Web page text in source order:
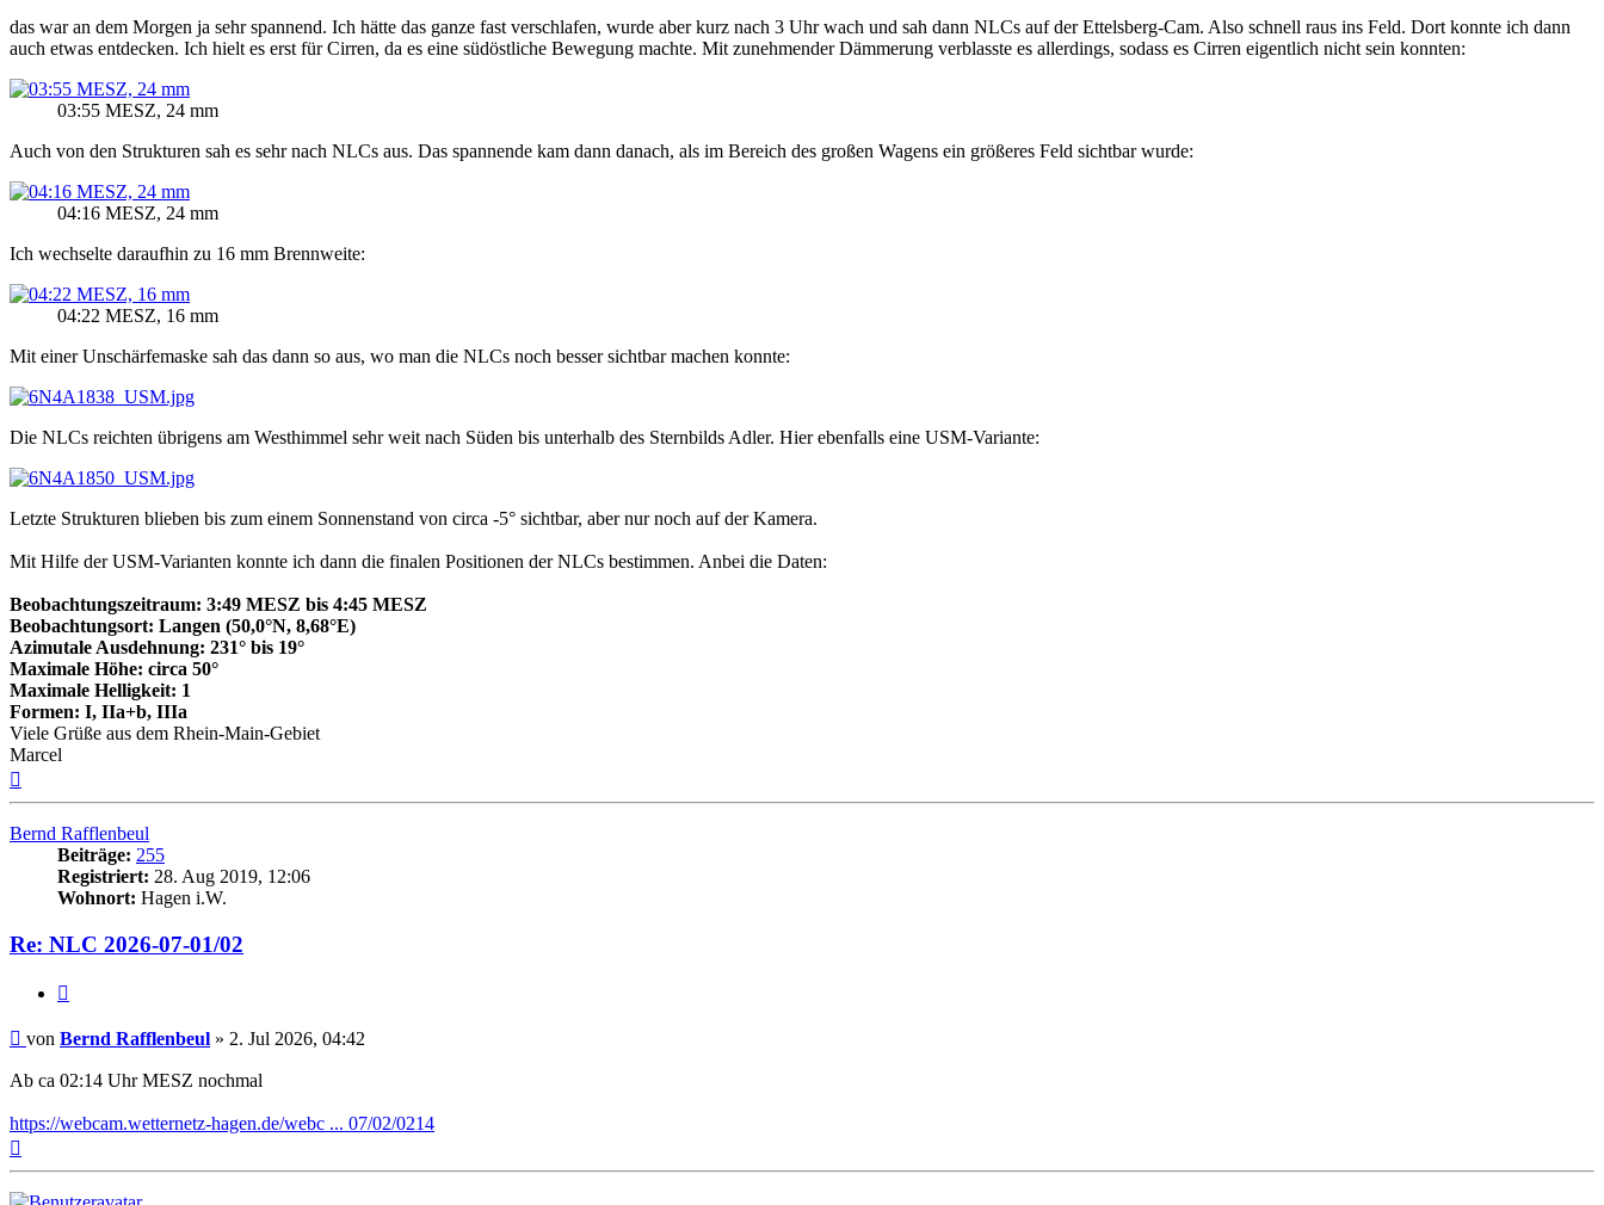
das war an dem Morgen ja sehr spannend. Ich hätte das ganze fast verschlafen, wurde aber kurz nach 3 Uhr wach und sah dann NLCs auf der Ettelsberg-Cam. Also schnell raus ins Feld. Dort konnte ich dann
auch etwas entdecken. Ich hielt es erst für Cirren, da es eine südöstliche Bewegung machte. Mit zunehmender Dämmerung verblasste es allerdings, sodass es Cirren eigentlich nicht sein konnten:
03:55 MESZ, 24 mm
Auch von den Strukturen sah es sehr nach NLCs aus. Das spannende kam dann danach, als im Bereich des großen Wagens ein größeres Feld sichtbar wurde:
04:16 MESZ, 24 mm
Ich wechselte daraufhin zu 16 mm Brennweite:
04:22 MESZ, 16 mm
Mit einer Unschärfemaske sah das dann so aus, wo man die NLCs noch besser sichtbar machen konnte:
Die NLCs reichten übrigens am Westhimmel sehr weit nach Süden bis unterhalb des Sternbilds Adler. Hier ebenfalls eine USM-Variante:
Letzte Strukturen blieben bis zum einem Sonnenstand von circa -5° sichtbar, aber nur noch auf der Kamera.
Mit Hilfe der USM-Varianten konnte ich dann die finalen Positionen der NLCs bestimmen. Anbei die Daten:
Beobachtungszeitraum: 3:49 MESZ bis 4:45 MESZ
Beobachtungsort: Langen (50,0°N, 8,68°E)
Azimutale Ausdehnung: 231° bis 19°
Maximale Höhe: circa 50°
Maximale Helligkeit: 1
Formen: I, IIa+b, IIIa
Viele Grüße aus dem Rhein-Main-Gebiet
Marcel
Bernd Rafflenbeul
Beiträge: 255
Registriert: 28. Aug 2019, 12:06
Wohnort: Hagen i.W.
Re: NLC 2026-07-01/02
Beitrag
von Bernd Rafflenbeul » 2. Jul 2026, 04:42
Ab ca 02:14 Uhr MESZ nochmal
https://webcam.wetternetz-hagen.de/webc ... 07/02/0214
oben